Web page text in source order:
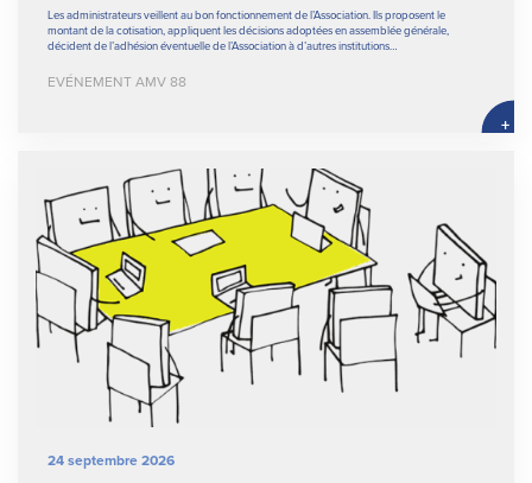
Les administrateurs veillent au bon fonctionnement de l’Association. Ils proposent le
montant de la cotisation, appliquent les décisions adoptées en assemblée générale,
décident de l’adhésion éventuelle de l’Association à d’autres institutions…
EVÉNEMENT AMV 88
+
24 septembre 2026